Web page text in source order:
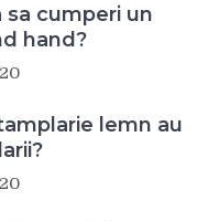
sa cumperi un
hand?
lemn au